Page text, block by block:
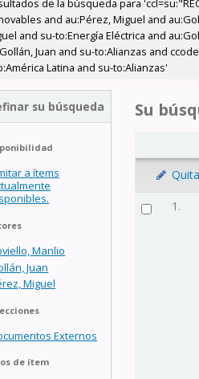
de la búsqueda para
and au:Pérez, Miguel and
and su-to:Energía Eléctrica and
Juan and su-to:Alianzas and
Latina and su-to:Alianzas'
su búsqueda
a ítems
Manlio
Juan
Miguel
Externos
de ítem
Su
1.